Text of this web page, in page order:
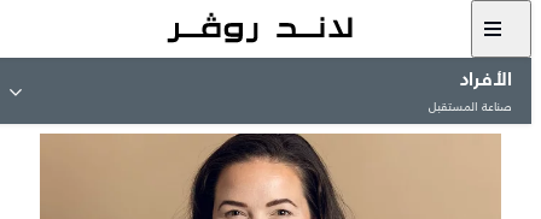
الأفراد​
صناعة المستقبل